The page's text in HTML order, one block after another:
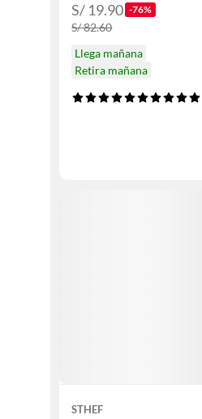
S/ 19.90 -76%
S/ 82.60
Llega mañana
Retira mañana
STHEF